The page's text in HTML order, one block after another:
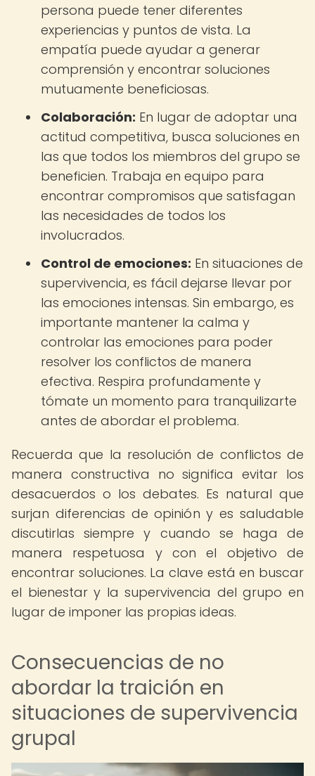
persona puede tener diferentes
experiencias y puntos de vista. La
empatía puede ayudar a generar
comprensión y encontrar soluciones
mutuamente beneficiosas.
Colaboración: En lugar de adoptar una
actitud competitiva, busca soluciones en
las que todos los miembros del grupo se
beneficien. Trabaja en equipo para
encontrar compromisos que satisfagan
las necesidades de todos los
involucrados.
Control de emociones: En situaciones de
supervivencia, es fácil dejarse llevar por
las emociones intensas. Sin embargo, es
importante mantener la calma y
controlar las emociones para poder
resolver los conflictos de manera
efectiva. Respira profundamente y
tómate un momento para tranquilizarte
antes de abordar el problema.
Recuerda que la resolución de conflictos de
manera constructiva no significa evitar los
desacuerdos o los debates. Es natural que
surjan diferencias de opinión y es saludable
discutirlas siempre y cuando se haga de
manera respetuosa y con el objetivo de
encontrar soluciones. La clave está en buscar
el bienestar y la supervivencia del grupo en
lugar de imponer las propias ideas.
Consecuencias de no
abordar la traición en
situaciones de supervivencia
grupal